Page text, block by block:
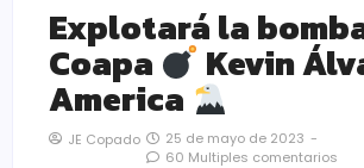
Explotará la
Coapa Kevin
America
JE Copado 25 de mayo de 2023 -
60 Multiples comentarios